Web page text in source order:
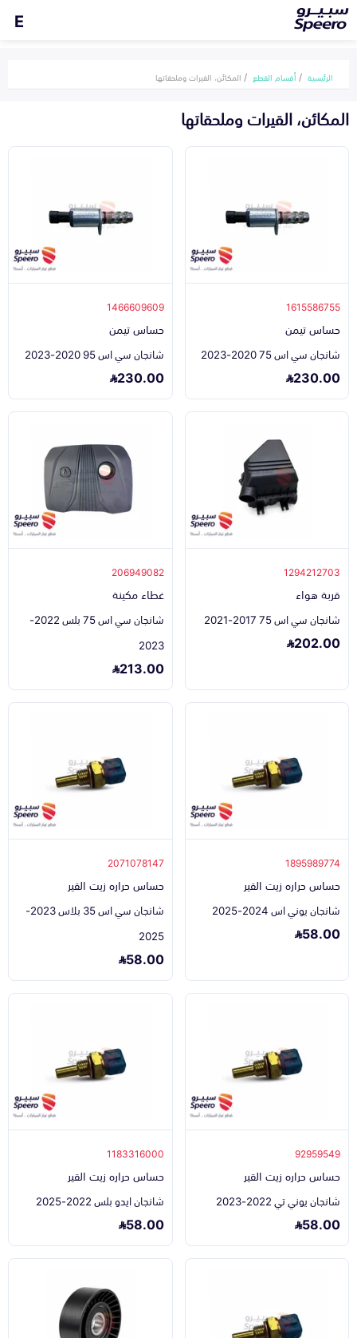
E
الرئيسية أقسام القطع المكائن، القيرات وملحقاتها
المكائن، القيرات وملحقاتها
1615586755
حساس تيمن
شانجان سي اس 75 2020-2023
230.00
1466609609
حساس تيمن
شانجان سي اس 95 2020-2023
230.00
1294212703
قربة هواء
شانجان سي اس 75 2017-2021
202.00
206949082
غطاء مكينة
شانجان سي اس 75 بلس 2022-
2023
213.00
1895989774
حساس حراره زيت القير
شانجان يوني اس 2024-2025
58.00
2071078147
حساس حراره زيت القير
شانجان سي اس 35 بلاس 2023-
2025
58.00
92959549
حساس حراره زيت القير
شانجان يوني تي 2022-2023
58.00
1183316000
حساس حراره زيت القير
شانجان ايدو بلس 2022-2025
58.00